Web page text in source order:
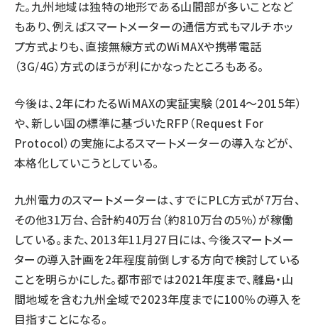
た。九州地域は独特の地形である山間部が多いことなど
もあり、例えばスマートメーターの通信方式もマルチホッ
プ方式よりも、直接無線方式のWiMAXや携帯電話
（3G/4G）方式のほうが利にかなったところもある。
今後は、2年にわたるWiMAXの実証実験（2014〜2015年）
や、新しい国の標準に基づいたRFP（Request For
Protocol）の実施によるスマートメーターの導入などが、
本格化していこうとしている。
九州電力のスマートメーターは、すでにPLC方式が7万台、
その他31万台、合計約40万台（約810万台の5％）が稼働
している。また、2013年11月27日には、今後スマートメー
ターの導入計画を2年程度前倒しする方向で検討している
ことを明らかにした。都市部では2021年度まで、離島・山
間地域を含む九州全域で2023年度までに100％の導入を
目指すことになる。